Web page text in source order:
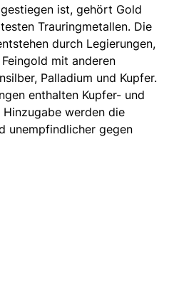
ist, gehört Gold
Trauringmetallen. Die
durch Legierungen,
mit anderen
Palladium und Kupfer.
enthalten Kupfer- und
werden die
unempfindlicher gegen